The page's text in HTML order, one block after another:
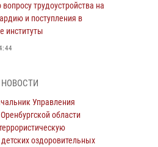
трудоустройства на
и поступления в
институты
1
правопорядок на
ВМФ в Оренбурге
Управления
области
оздоровительных